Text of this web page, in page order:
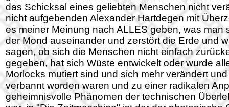
das Schicksal eines geliebten Menschen nicht
nicht aufgebenden Alexander Hartdegen mit
es meiner Meinung nach ALLES geben, was
der Mond auseinander und zerstört die Erde und
sagen, ob sich die Menschen nicht einfach
gegeben, hat sich Wüste entwickelt oder wurde
Morlocks mutiert sind und sich mehr verändert
verbannt worden waren und zu einer radikalen
geheimnisvolle Phänomen der technischen